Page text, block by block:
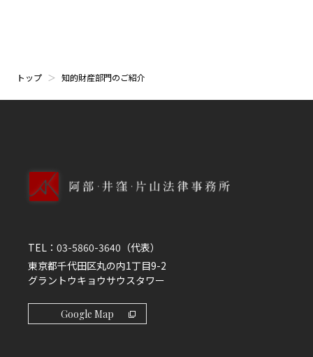
トップ 知的財産部門のご紹介
TEL： 03-5860-3640 （代表）
東京都千代田区丸の内1丁目9-2
グラントウキョウサウスタワー
Google Map